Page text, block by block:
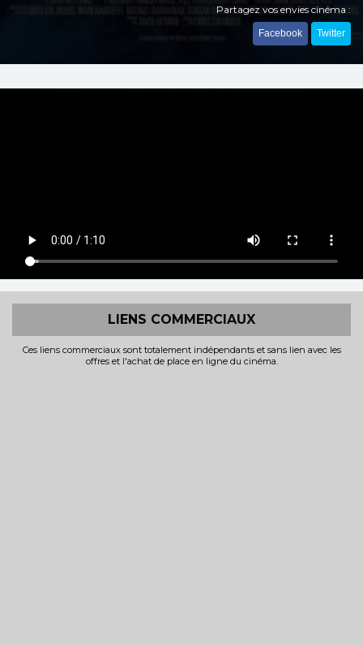
Partagez vos envies cinéma :
Facebook Twitter
LIENS COMMERCIAUX
Ces liens commerciaux sont totalement indépendants et sans lien avec les
offres et l'achat de place en ligne du cinéma.